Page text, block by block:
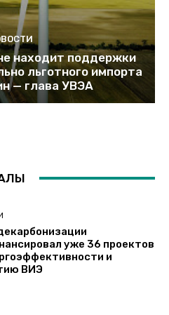
находит поддержки
льготного импорта
— глава УВЭА
уже 36 проектов
и
ВИЭ